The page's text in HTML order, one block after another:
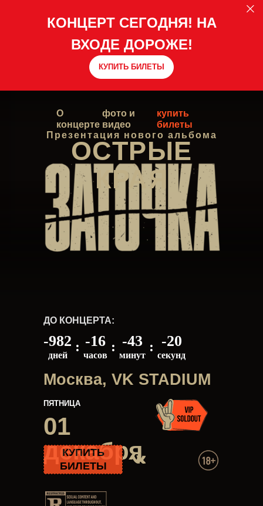
КОНЦЕРТ СЕГОДНЯ! НА
ВХОДЕ ДОРОЖЕ!
КУПИТЬ БИЛЕТЫ
О
концерте
фото и
видео
купить
билеты
Москва, VK STADIUM
ОСТРЫЕ
КРАЯ
Презентация нового альбома
01
декабря
КУПИТЬ
БИЛЕТЫ
ПЯТНИЦА
-982
дней
: -16
часов
: -43
минут
: -20
секунд
ДО КОНЦЕРТА: